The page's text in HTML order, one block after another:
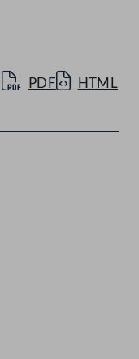
PDF HTML